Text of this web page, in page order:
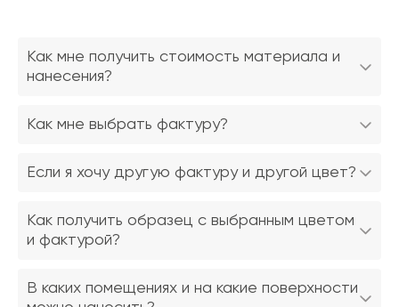
Как мне получить стоимость материала и
нанесения?
Как мне выбрать фактуру?
Если я хочу другую фактуру и другой цвет?
Как получить образец с выбранным цветом
и фактурой?
В каких помещениях и на какие поверхности